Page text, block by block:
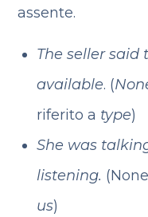
assente.
The seller said
available. (
riferito a type)
She was
listening.
us)